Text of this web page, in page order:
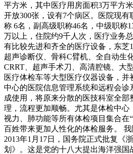
平方米，其中医疗用房面积3万平方
开放300张，设有7个病区。医院现有
称 6名，副高级职称46名，中级职称
万以上，住院约9千人次，医疗业务
有比较先进和齐全的医疗设备，东芝
超声诊断仪、骨科C臂机、全自动生
CRRT、超声手术刀、高清腔镜、大
医疗体检车等大型医疗仪器设备，并
中心的医院信息管理系统和远程会诊
成使用，将原来分散的医技科室全部
理，流程更加顺畅。尤其是体检中心
视力、肺功能等所有体检项目集合在
百姓带来更加人性化的体检服务。 我
2013年1月17日，国务院正式批复《
划》。这是党的十八大提出海洋强国